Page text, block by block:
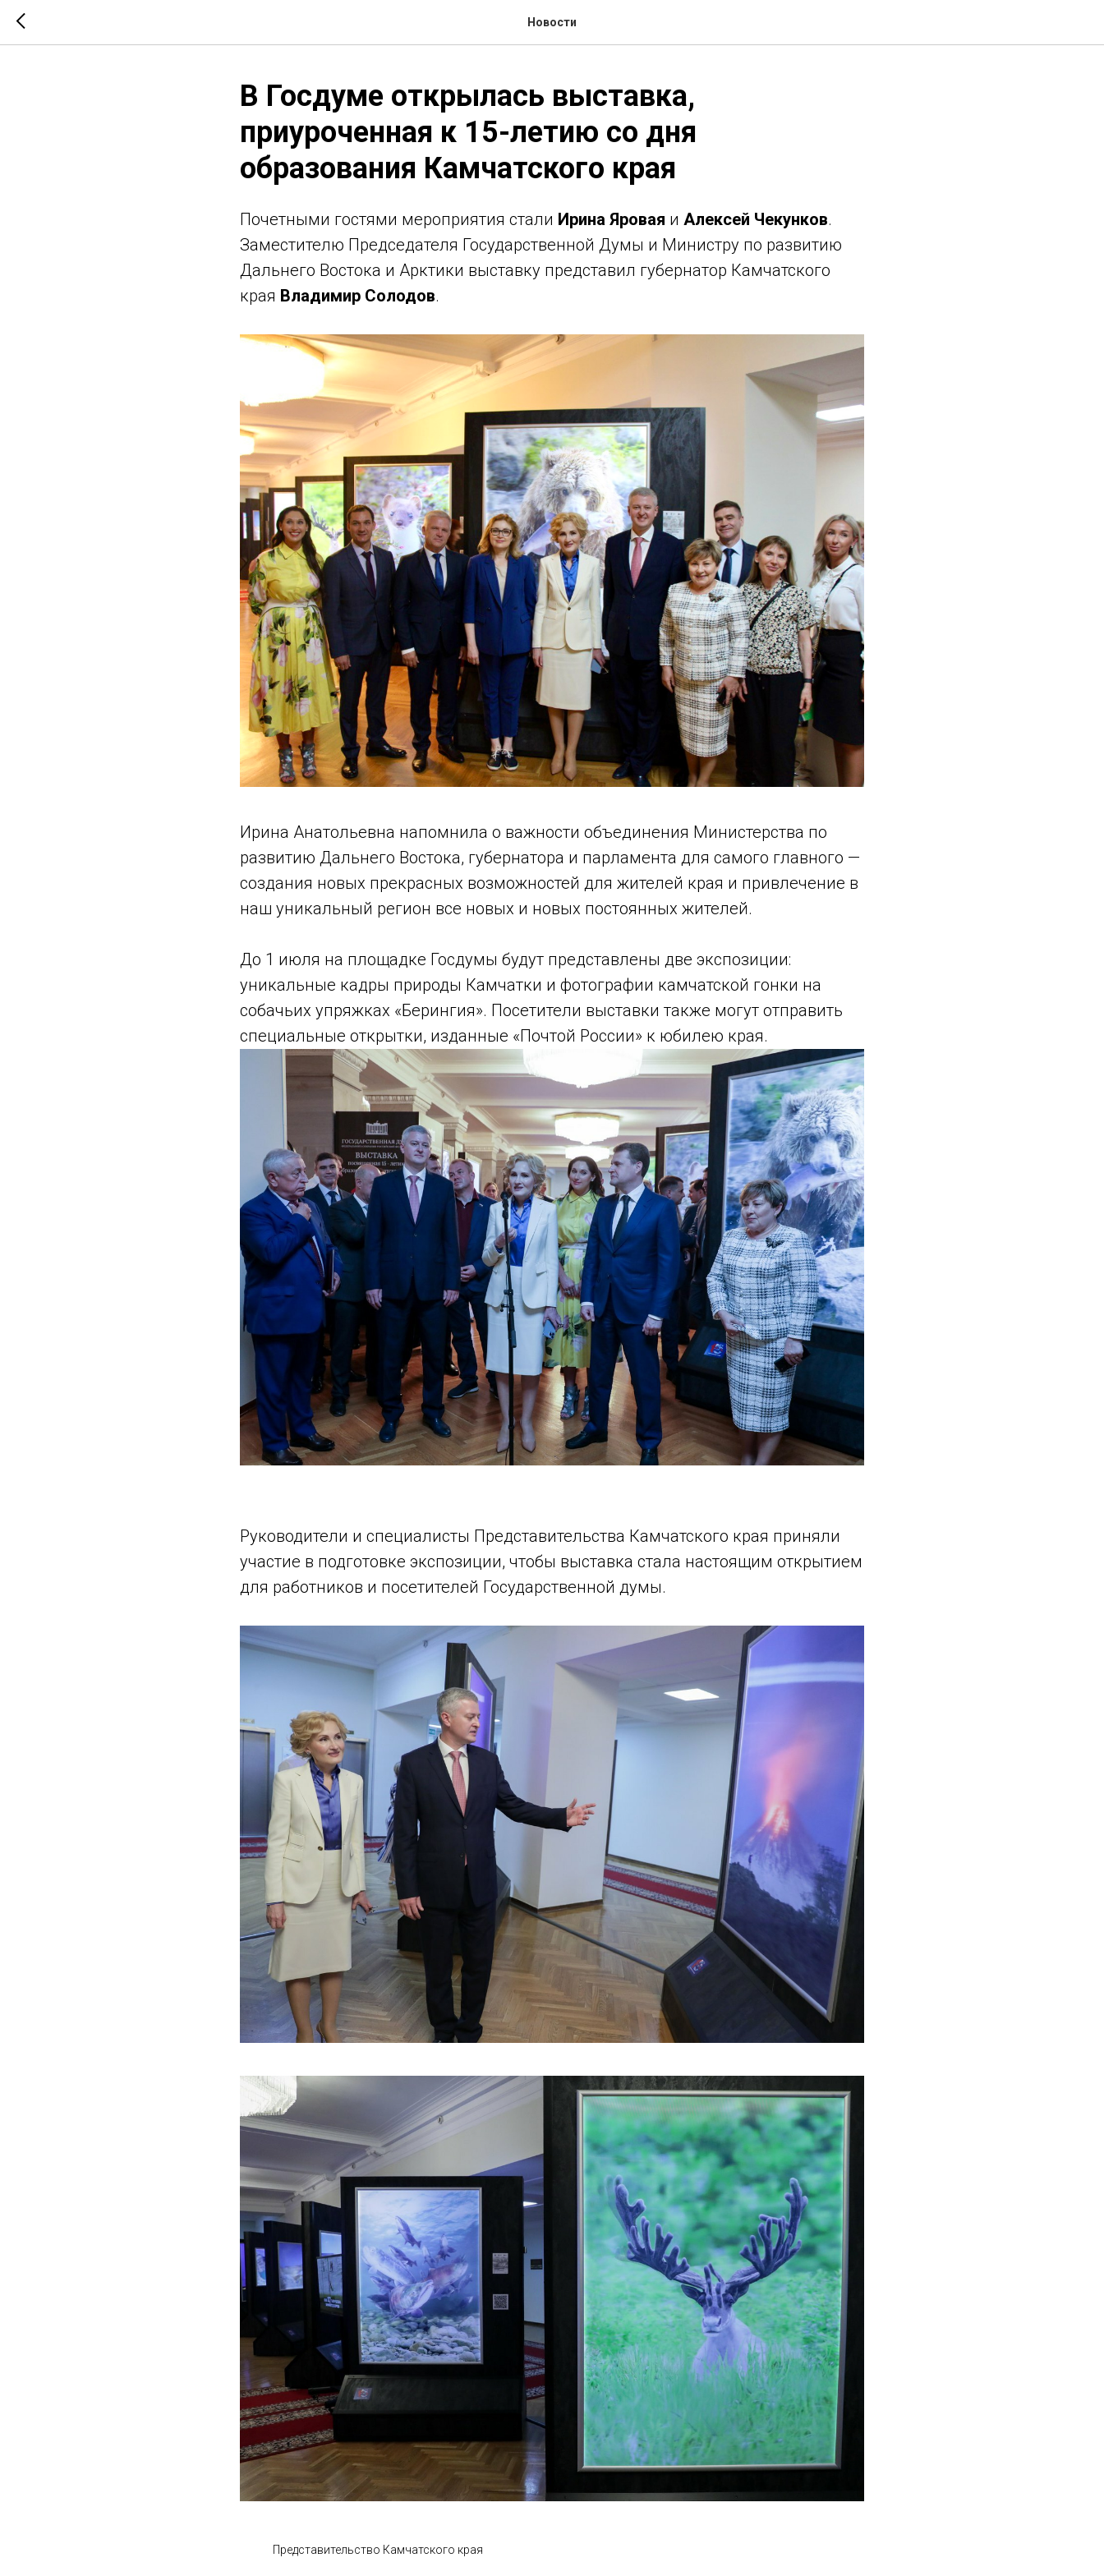
Новости
В Госдуме открылась выставка,
приуроченная к 15-летию со дня
образования Камчатского края
Почетными гостями мероприятия стали Ирина Яровая и Алексей Чекунков.
Заместителю Председателя Государственной Думы и Министру по развитию
Дальнего Востока и Арктики выставку представил губернатор Камчатского
края Владимир Солодов.
Ирина Анатольевна напомнила о важности объединения Министерства по
развитию Дальнего Востока, губернатора и парламента для самого главного —
создания новых прекрасных возможностей для жителей края и привлечение в
наш уникальный регион все новых и новых постоянных жителей.
До 1 июля на площадке Госдумы будут представлены две экспозиции:
уникальные кадры природы Камчатки и фотографии камчатской гонки на
собачьих упряжках «Берингия». Посетители выставки также могут отправить
специальные открытки, изданные «Почтой России» к юбилею края.
Руководители и специалисты Представительства Камчатского края приняли
участие в подготовке экспозиции, чтобы выставка стала настоящим открытием
для работников и посетителей Государственной думы.
Представительство Камчатского края